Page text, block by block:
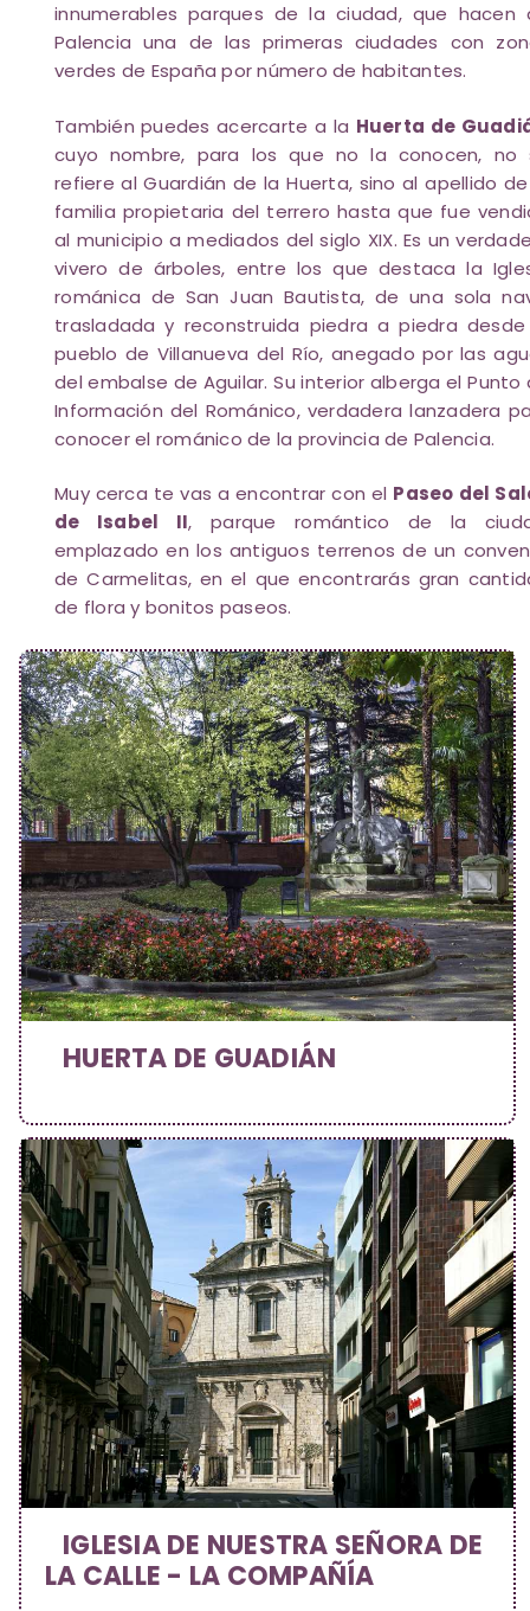
innumerables parques de la ciudad, que hacen
Palencia una de las primeras ciudades con
verdes de España por número de habitantes.
También puedes acercarte a la Huerta de
cuyo nombre, para los que no la conocen, no
refiere al Guardián de la Huerta, sino al apellido
familia propietaria del terrero hasta que fue
al municipio a mediados del siglo XIX. Es un
vivero de árboles, entre los que destaca la
románica de San Juan Bautista, de una sola
trasladada y reconstruida piedra a piedra
pueblo de Villanueva del Río, anegado por las
del embalse de Aguilar. Su interior alberga el Punto
Información del Románico, verdadera lanzadera
conocer el románico de la provincia de Palencia.
Muy cerca te vas a encontrar con el Paseo del
de Isabel II, parque romántico de la
emplazado en los antiguos terrenos de un
de Carmelitas, en el que encontrarás gran
de flora y bonitos paseos.
HUERTA DE GUADIÁN
IGLESIA DE NUESTRA SEÑORA DE
LA CALLE - LA COMPAÑÍA